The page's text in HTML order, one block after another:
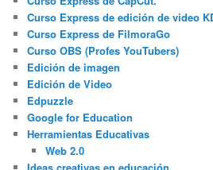
Curso Express de edición de video
Curso Express de FilmoraGo
Curso OBS (Profes YouTubers)
Edición de imagen
Edición de Video
Edpuzzle
Google for Education
Herramientas Educativas
Web 2.0